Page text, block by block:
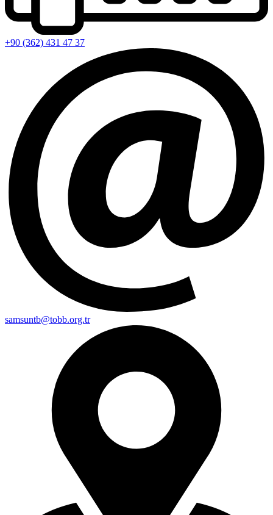
+90 (362) 431 47 37
samsuntb@tobb.org.tr